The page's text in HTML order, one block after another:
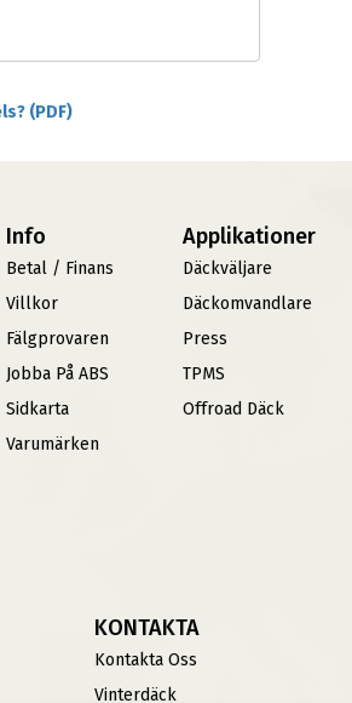
(PDF)
Info
Betal / Finans
Villkor
Fälgprovaren
Jobba På ABS
Sidkarta
Varumärken
Applikationer
Däckväljare
Däckomvandlare
Press
TPMS
Offroad Däck
KONTAKTA
Kontakta Oss
Vinterdäck